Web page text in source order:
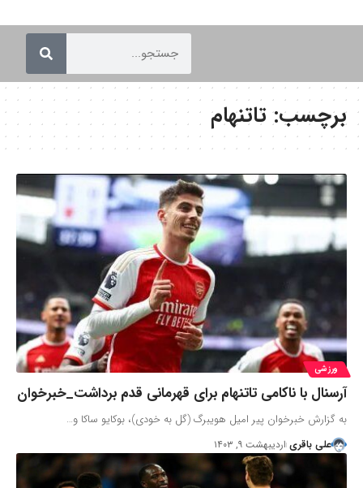
برچسب:تاتنهام
ورزشی
آرسنال با ناکامی تاتنهام برای قهرمانی قدم برداشت_خبرخوان
به گزارش خبرخوان پیر امیل هویبرگ (گل به خودی)، بوکایو ساکا و…
علی باقری اردیبهشت ۹, ۱۴۰۳